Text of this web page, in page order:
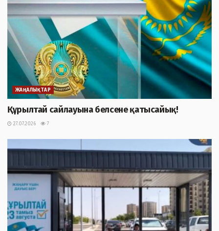
ЖАҢАЛЫҚТАР
Құрылтай сайлауына белсене қатысайық!
27.07.2026 7